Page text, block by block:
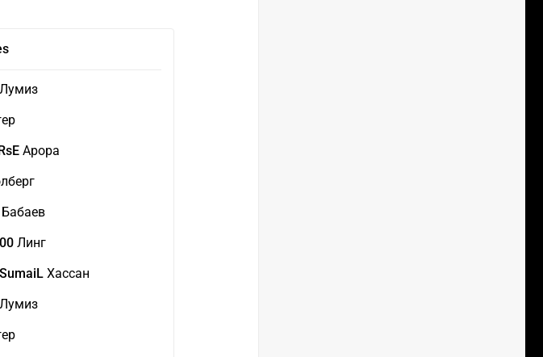
Арора
Линг
SumaiLХассан